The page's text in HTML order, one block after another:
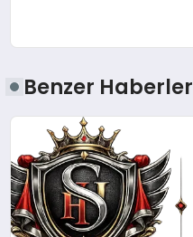
Benzer Haberler